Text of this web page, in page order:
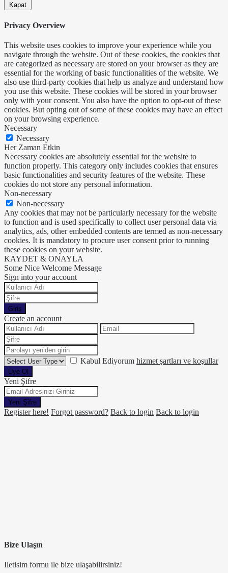
Kapat
Privacy Overview
This website uses cookies to improve your experience while you
navigate through the website. Out of these cookies, the cookies that
are categorized as necessary are stored on your browser as they are
essential for the working of basic functionalities of the website. We
also use third-party cookies that help us analyze and understand how
you use this website. These cookies will be stored in your browser
only with your consent. You also have the option to opt-out of these
cookies. But opting out of some of these cookies may have an effect
on your browsing experience.
Necessary
Necessary
Her Zaman Etkin
Necessary cookies are absolutely essential for the website to
function properly. This category only includes cookies that ensures
basic functionalities and security features of the website. These
cookies do not store any personal information.
Non-necessary
Non-necessary
Any cookies that may not be particularly necessary for the website
to function and is used specifically to collect user personal data via
analytics, ads, other embedded contents are termed as non-necessary
cookies. It is mandatory to procure user consent prior to running
these cookies on your website.
KAYDET & ONAYLA
Some Nice Welcome Message
Sign into your account
Giriş
Create an account
Kabul Ediyorum hizmet şartları ve koşullar
Üye Ol
Yeni Şifre
Yeni Şifre
Register here! Forgot password? Back to login Back to login
Bize Ulaşın
Iletisim formu ile bize ulaşabilirsiniz!